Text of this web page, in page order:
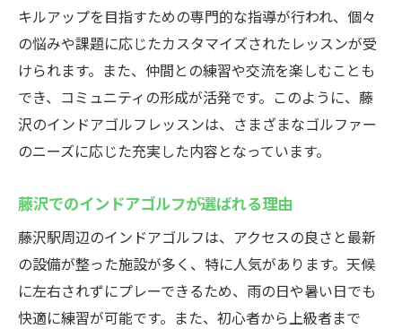
キルアップを目指すための専門的な指導が行われ、個々
の悩みや課題に応じたカスタマイズされたレッスンが受
けられます。また、仲間との練習や交流を楽しむことも
でき、コミュニティの形成が活発です。このように、藤
沢のインドアゴルフレッスンは、さまざまなゴルファー
のニーズに応じた充実した内容となっています。
藤沢でのインドアゴルフが選ばれる理由
藤沢駅周辺のインドアゴルフは、アクセスの良さと最新
の設備が整った施設が多く、特に人気があります。天候
に左右されずにプレーできるため、雨の日や暑い日でも
快適に練習が可能です。また、初心者から上級者まで